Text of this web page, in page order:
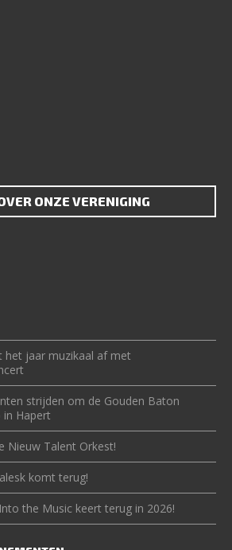
ONZE VERENIGING
het jaar muzikaal af met
strijden om de Gouden Baton
Hapert
Nieuw Talent Orkest!
komt terug!
the Music keert terug in 2026!